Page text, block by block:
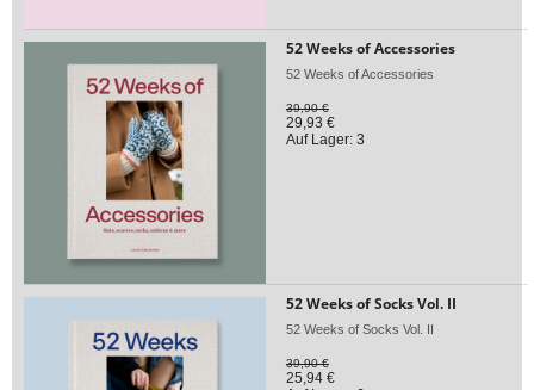
52 Weeks of Accessories
52 Weeks of Accessories
39,90 €
29,93 €
Auf Lager: 3
52 Weeks of Socks Vol. II
52 Weeks of Socks Vol. II
39,90 €
25,94 €